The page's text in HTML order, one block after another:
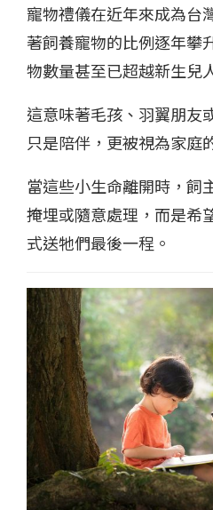
寵物禮儀在近年來成為台
著飼養寵物的比例逐年攀
物數量甚至已超越新生兒
這意味著毛孩、羽翼朋友
只是陪伴，更被視為家庭
當這些小生命離開時，飼
掩埋或隨意處理，而是希
式送牠們最後一程。